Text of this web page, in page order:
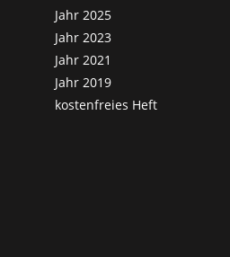
Jahr 2025
Jahr 2023
Jahr 2021
Jahr 2019
kostenfreies Heft